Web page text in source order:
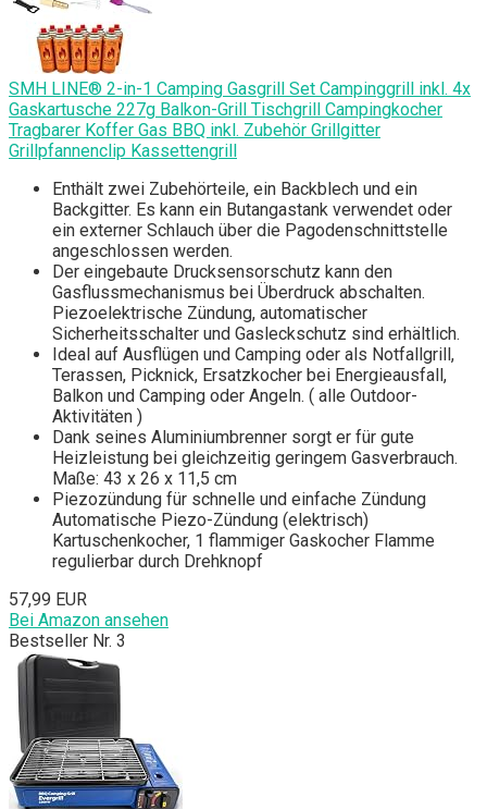
SMH LINE® 2-in-1 Camping Gasgrill Set Campinggrill inkl. 4x
Gaskartusche 227g Balkon-Grill Tischgrill Campingkocher
Tragbarer Koffer Gas BBQ inkl. Zubehör Grillgitter
Grillpfannenclip Kassettengrill
Enthält zwei Zubehörteile, ein Backblech und ein
Backgitter. Es kann ein Butangastank verwendet oder
ein externer Schlauch über die Pagodenschnittstelle
angeschlossen werden.
Der eingebaute Drucksensorschutz kann den
Gasflussmechanismus bei Überdruck abschalten.
Piezoelektrische Zündung, automatischer
Sicherheitsschalter und Gasleckschutz sind erhältlich.
Ideal auf Ausflügen und Camping oder als Notfallgrill,
Terassen, Picknick, Ersatzkocher bei Energieausfall,
Balkon und Camping oder Angeln. ( alle Outdoor-
Aktivitäten )
Dank seines Aluminiumbrenner sorgt er für gute
Heizleistung bei gleichzeitig geringem Gasverbrauch.
Maße: 43 x 26 x 11,5 cm
Piezozündung für schnelle und einfache Zündung
Automatische Piezo-Zündung (elektrisch)
Kartuschenkocher, 1 flammiger Gaskocher Flamme
regulierbar durch Drehknopf
57,99 EUR
Bei Amazon ansehen
Bestseller Nr. 3